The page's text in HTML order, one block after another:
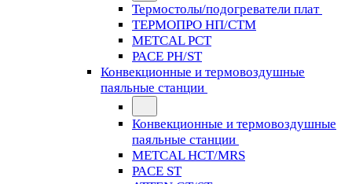
Термостолы/подогреватели плат
ТЕРМОПРО НП/СТМ
METCAL PCT
PACE PH/ST
Конвекционные и термовоздушные
паяльные станции
Конвекционные и термовоздушные
паяльные станции
METCAL HCT/MRS
PACE ST